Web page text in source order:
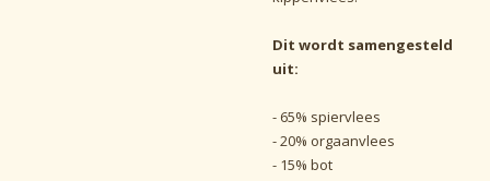
Dit wordt samengesteld
uit:
- 65% spiervlees
- 20% orgaanvlees
- 15% bot